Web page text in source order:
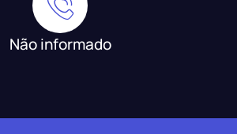
Não informado